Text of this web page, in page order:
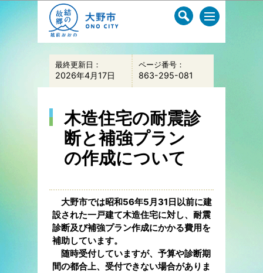
このページの本文へ移動
最終更新日：
2026年4月17日
ページ番号：
863-295-081
木造住宅の耐震診
断と補強プラン
の作成について
大野市では昭和56年5月31日以前に建
設された一戸建て木造住宅に対し、耐震
診断及び補強プラン作成にかかる費用を
補助しています。
随時受付していますが、予算や診断期
間の都合上、受付できない場合がありま